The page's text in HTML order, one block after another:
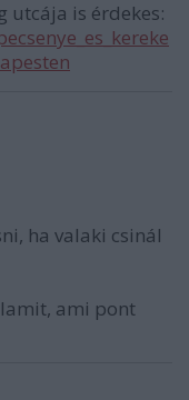
utcája is érdekes:
ha valaki csinál
ami pont